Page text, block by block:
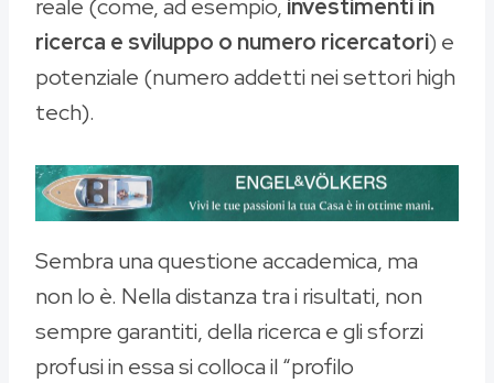
reale (come, ad esempio, investimenti in
ricerca e sviluppo o numero ricercatori) e
potenziale (numero addetti nei settori high
tech).
Sembra una questione accademica, ma
non lo è. Nella distanza tra i risultati, non
sempre garantiti, della ricerca e gli sforzi
profusi in essa si colloca il “profilo